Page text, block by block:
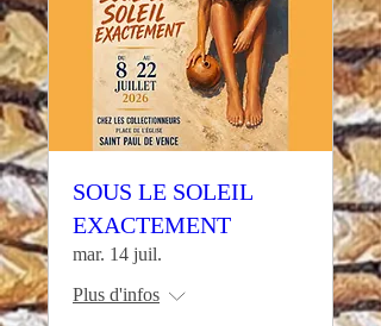
SOUS LE SOLEIL
EXACTEMENT
mar. 14 juil.
Plus d'infos